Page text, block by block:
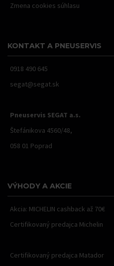
Zmena cookies súhlasu
KONTAKT A PNEUSERVIS
0918 490 645
segat@segat.sk
Pneuservis SEGAT a.s.
Štefánikova 4560/48,
058 01 Poprad
VÝHODY A AKCIE
Akcia: MICHELIN cashback až 70€
Certifikovaný predajca Michelin
Certifikovaný predajca Matador